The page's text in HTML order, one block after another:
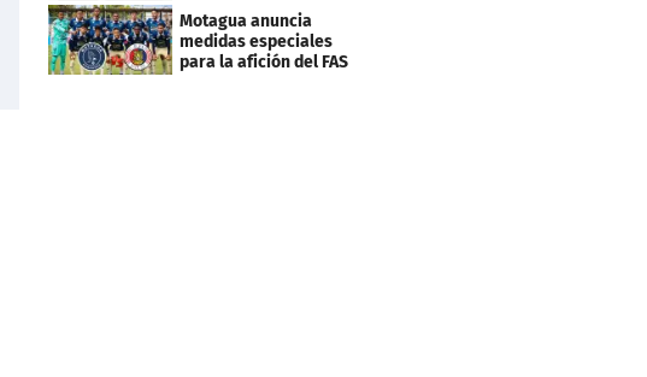
Motagua anuncia
medidas especiales
para la afición del FAS